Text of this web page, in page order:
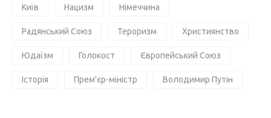
Київ Нацизм Німеччина
Радянський Союз Тероризм Християнство
Юдаїзм Голокост Європейський Союз
Історія Прем'єр-міністр Володимир Путін